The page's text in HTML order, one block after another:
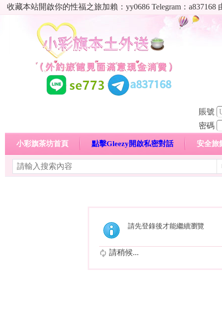
收藏本站開啟你的性福之旅加賴：yy0686 Telegram：
賬號
密碼
小彩旗茶坊首頁 點擊Gleezy開啟私密對話 安全旅
請先登錄後才能繼續瀏覽
請稍候...